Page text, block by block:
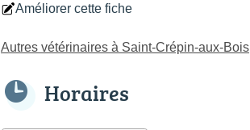
Améliorer cette fiche
Autres vétérinaires à Saint-Crépin-aux-Bois
Horaires